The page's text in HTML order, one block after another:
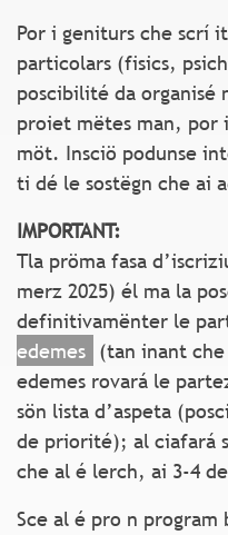
Por i geniturs che scrí
particolars (fisics,
poscibilité da organisé
proiet mëtes man, por
möt. Insciö podunse
ti dé le sostëgn che ai
IMPORTANT:
Tla pröma fasa
merz 2025) él ma la
definitivamënter le
edemes (tan inant
edemes rovará le
sön lista d’aspeta
de priorité); al ciafará
che al é lerch, ai 3-4
Sce al é pro n